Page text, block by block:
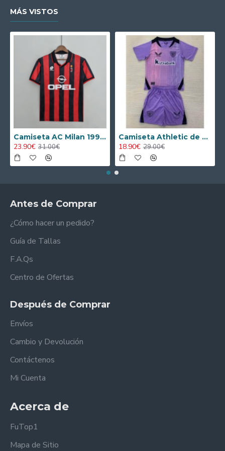
fútbol holandés al corazón de los peques.
MÁS VISTOS
Camiseta AC Milan 1995/1996 Local Retro
23.90€ 31.00€
Camiseta Athletic de Bilbao 2024/2025 Alternativo Niño Kit
18.90€ 29.00€
Antes de Comprar
¿Cómo hacer un pedido?
Guía de Tallas
F.A.Qs
Centro de Ofertas
Después de Comprar
Envíos
Cambio y Devolución
Contáctenos
Mi Cuenta
Acerca de
FuTop1
Mapa de Sitio